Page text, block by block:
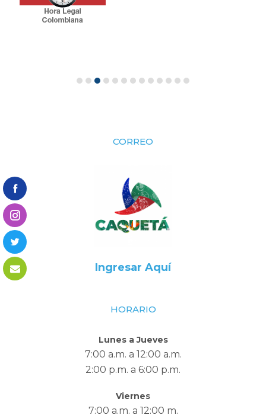
CORREO
Ingresar Aquí
HORARIO
Lunes a Jueves
7:00 a.m. a 12:00 a.m.
2:00 p.m. a 6:00 p.m.
Viernes
7:00 a.m. a 12:00 m.